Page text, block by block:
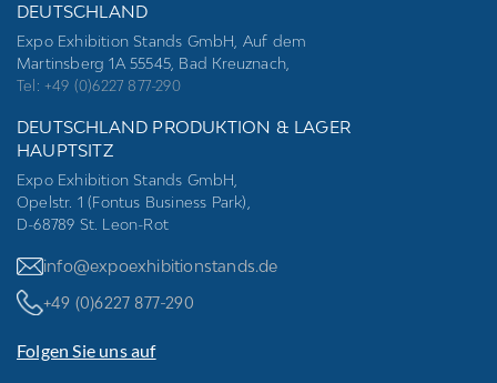
DEUTSCHLAND
Expo Exhibition Stands GmbH, Auf dem
Martinsberg 1A 55545, Bad Kreuznach,
Tel: +49 (0)6227 877-290
DEUTSCHLAND PRODUKTION & LAGER
HAUPTSITZ
Expo Exhibition Stands GmbH,
Opelstr. 1 (Fontus Business Park),
D-68789 St. Leon-Rot
info@expoexhibitionstands.de
+49 (0)6227 877-290
Folgen Sie uns auf